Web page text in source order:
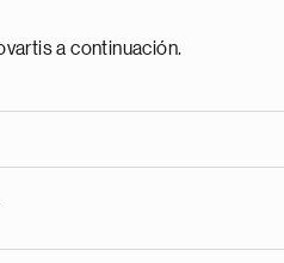
a continuación.